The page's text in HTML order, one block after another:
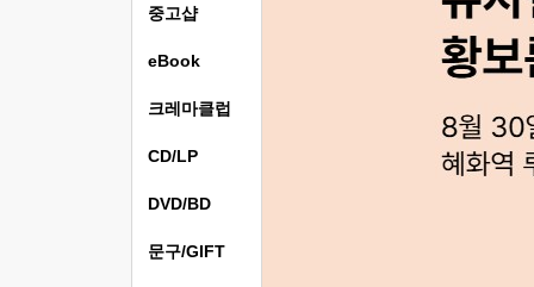
중고샵
eBook
크레마클럽
CD/LP
DVD/BD
문구/GIFT